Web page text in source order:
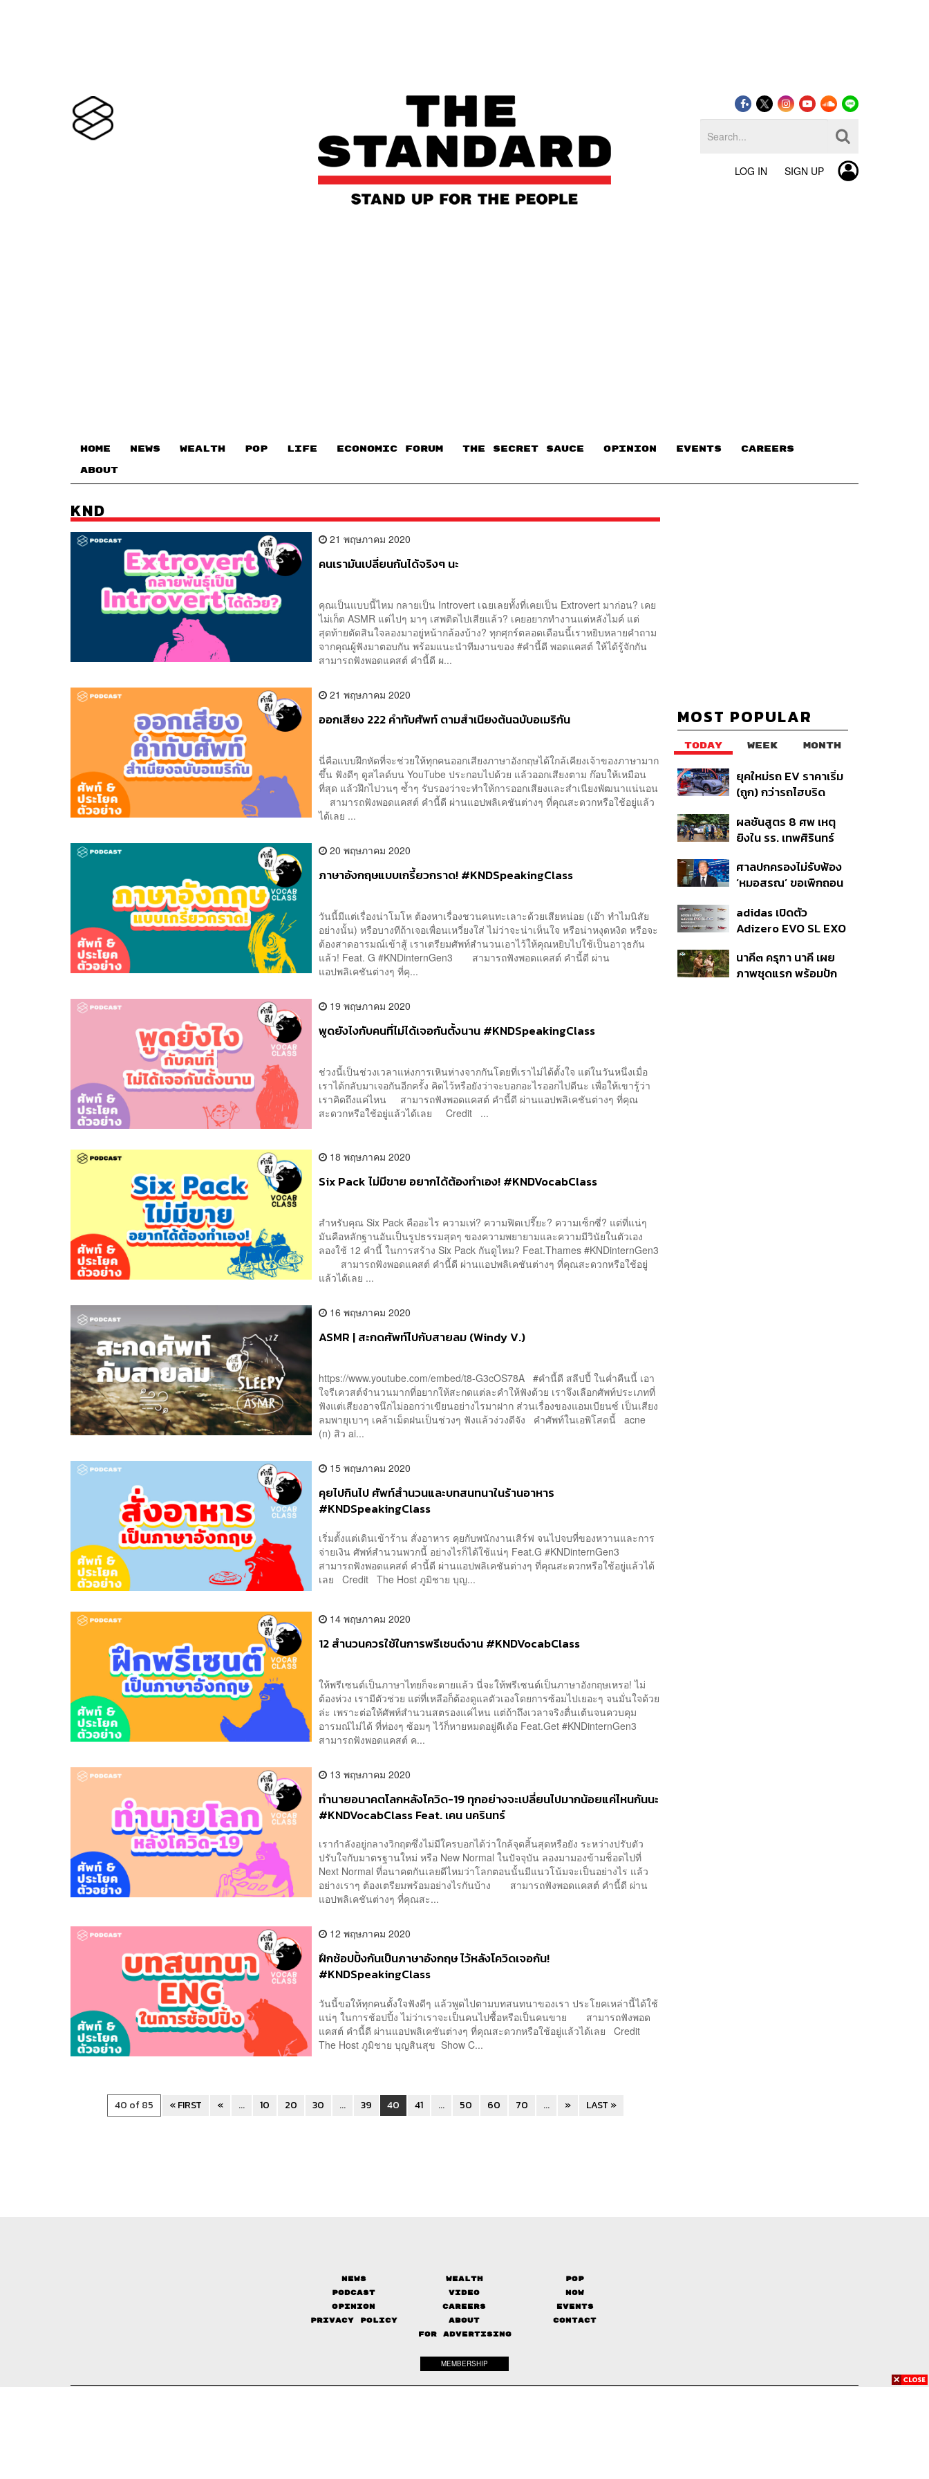
LOG IN SIGN UP
HOME NEWS WEALTH POP LIFE ECONOMIC FORUM THE SECRET SAUCE​ OPINION EVENTS CAREERS
ABOUT
KND
21 พฤษภาคม 2020
คนเรามันเปลี่ยนกันได้จริงๆ นะ
คุณเป็นแบบนี้ไหม กลายเป็น Introvert เฉยเลยทั้งที่เคยเป็น Extrovert มาก่อน? เคย
ไม่เก็ต ASMR แต่ไปๆ มาๆ เสพติดไปเสียแล้ว? เคยอยากทำงานแต่หลังไมค์ แต่
สุดท้ายตัดสินใจลองมาอยู่หน้ากล้องบ้าง? ทุกศุกร์ตลอดเดือนนี้เราหยิบหลายคำถาม
จากคุณผู้ฟังมาตอบกัน พร้อมแนะนำทีมงานของ #คำนี้ดี พอดแคสต์ ให้ได้รู้จักกัน
สามารถฟังพอดแคสต์ คำนี้ดี ผ...
21 พฤษภาคม 2020
ออกเสียง 222 คำทับศัพท์ ตามสำเนียงต้นฉบับอเมริกัน
นี่คือแบบฝึกหัดที่จะช่วยให้ทุกคนออกเสียงภาษาอังกฤษได้ใกล้เคียงเจ้าของภาษามาก
ขึ้น ฟังดีๆ ดูสไลด์บน YouTube ประกอบไปด้วย แล้วออกเสียงตาม ก๊อบให้เหมือน
ที่สุด แล้วฝึกไปวนๆ ซ้ำๆ รับรองว่าจะทำให้การออกเสียงและสำเนียงพัฒนาแน่นอน
สามารถฟังพอดแคสต์ คำนี้ดี ผ่านแอปพลิเคชันต่างๆ ที่คุณสะดวกหรือใช้อยู่แล้ว
ได้เลย ...
20 พฤษภาคม 2020
ภาษาอังกฤษแบบเกรี้ยวกราด! #KNDSpeakingClass
วันนี้มีแต่เรื่องน่าโมโห ต้องหาเรื่องชวนคนทะเลาะด้วยเสียหน่อย (เอ๊า ทำไมนิสัย
อย่างนั้น) หรือบางทีถ้าเจอเพื่อนเหวี่ยงใส่ ไม่ว่าจะน่าเห็นใจ หรือน่าหงุดหงิด หรือจะ
ต้องสาดอารมณ์เข้าสู้ เราเตรียมศัพท์สำนวนเอาไว้ให้คุณหยิบไปใช้เป็นอาวุธกัน
แล้ว! Feat. G #KNDinternGen3 สามารถฟังพอดแคสต์ คำนี้ดี ผ่าน
แอปพลิเคชันต่างๆ ที่คุ...
19 พฤษภาคม 2020
พูดยังไงกับคนที่ไม่ได้เจอกันตั้งนาน #KNDSpeakingClass
ช่วงนี้เป็นช่วงเวลาแห่งการเหินห่างจากกันโดยที่เราไม่ได้ตั้งใจ แต่ในวันหนึ่งเมื่อ
เราได้กลับมาเจอกันอีกครั้ง คิดไว้หรือยังว่าจะบอกอะไรออกไปดีนะ เพื่อให้เขารู้ว่า
เราคิดถึงแค่ไหน สามารถฟังพอดแคสต์ คำนี้ดี ผ่านแอปพลิเคชันต่างๆ ที่คุณ
สะดวกหรือใช้อยู่แล้วได้เลย Credit ...
18 พฤษภาคม 2020
Six Pack ไม่มีขาย อยากได้ต้องทำเอง! #KNDVocabClass
สำหรับคุณ Six Pack คืออะไร ความเท่? ความฟิตเปรี๊ยะ? ความเซ็กซี่? แต่ที่แน่ๆ
มันคือหลักฐานอันเป็นรูปธรรมสุดๆ ของความพยายามและความมีวินัยในตัวเอง
ลองใช้ 12 คำนี้ ในการสร้าง Six Pack กันดูไหม? Feat.Thames #KNDinternGen3
สามารถฟังพอดแคสต์ คำนี้ดี ผ่านแอปพลิเคชันต่างๆ ที่คุณสะดวกหรือใช้อยู่
แล้วได้เลย ...
16 พฤษภาคม 2020
ASMR | สะกดศัพท์ไปกับสายลม (Windy V.)
https://www.youtube.com/embed/t8-G3cOS78A #คำนี้ดี สลีปปี้ ในค่ำคืนนี้ เอา
ใจรีเควสต์จำนวนมากที่อยากให้สะกดแต่ละคำให้ฟังด้วย เราจึงเลือกศัพท์ประเภทที่
ฟังแต่เสียงอาจนึกไม่ออกว่าเขียนอย่างไรมาฝาก ส่วนเรื่องของแอมเบียนซ์ เป็นเสียง
ลมพายุเบาๆ เคล้าเม็ดฝนเป็นช่วงๆ ฟังแล้วง่วงดีจัง คำศัพท์ในเอพิโสดนี้ acne
(n) สิว ai...
15 พฤษภาคม 2020
คุยไปกินไป ศัพท์สำนวนและบทสนทนาในร้านอาหาร
#KNDSpeakingClass
เริ่มตั้งแต่เดินเข้าร้าน สั่งอาหาร คุยกับพนักงานเสิร์ฟ จนไปจบที่ของหวานและการ
จ่ายเงิน ศัพท์สำนวนพวกนี้ อย่างไรก็ได้ใช้แน่ๆ Feat.G #KNDinternGen3
สามารถฟังพอดแคสต์ คำนี้ดี ผ่านแอปพลิเคชันต่างๆ ที่คุณสะดวกหรือใช้อยู่แล้วได้
เลย Credit The Host ภูมิชาย บุญ...
14 พฤษภาคม 2020
12 สำนวนควรใช้ในการพรีเซนต์งาน #KNDVocabClass
ให้พรีเซนต์เป็นภาษาไทยก็จะตายแล้ว นี่จะให้พรีเซนต์เป็นภาษาอังกฤษเหรอ! ไม่
ต้องห่วง เรามีตัวช่วย แต่ที่เหลือก็ต้องดูแลตัวเองโดยการซ้อมไปเยอะๆ จนมั่นใจด้วย
ล่ะ เพราะต่อให้ศัพท์สำนวนสตรองแค่ไหน แต่ถ้าถึงเวลาจริงตื่นเต้นจนควบคุม
อารมณ์ไม่ได้ ที่ท่องๆ ซ้อมๆ ไว้ก็หายหมดอยู่ดีเด้อ Feat.Get #KNDinternGen3
สามารถฟังพอดแคสต์ ค...
13 พฤษภาคม 2020
ทำนายอนาคตโลกหลังโควิด-19 ทุกอย่างจะเปลี่ยนไปมากน้อยแค่ไหนกันนะ
#KNDVocabClass Feat. เคน นครินทร์
เรากำลังอยู่กลางวิกฤตซึ่งไม่มีใครบอกได้ว่าใกล้จุดสิ้นสุดหรือยัง ระหว่างปรับตัว
ปรับใจกับมาตรฐานใหม่ หรือ New Normal ในปัจจุบัน ลองมามองข้ามช็อตไปที่
Next Normal ที่อนาคตกันเลยดีไหมว่าโลกตอนนั้นมีแนวโน้มจะเป็นอย่างไร แล้ว
อย่างเราๆ ต้องเตรียมพร้อมอย่างไรกันบ้าง สามารถฟังพอดแคสต์ คำนี้ดี ผ่าน
แอปพลิเคชันต่างๆ ที่คุณสะ...
12 พฤษภาคม 2020
ฝึกช้อปปิ้งกันเป็นภาษาอังกฤษ ไว้หลังโควิดเจอกัน!
#KNDSpeakingClass
วันนี้ขอให้ทุกคนตั้งใจฟังดีๆ แล้วพูดไปตามบทสนทนาของเรา ประโยคเหล่านี้ได้ใช้
แน่ๆ ในการช้อปปิ้ง ไม่ว่าเราจะเป็นคนไปซื้อหรือเป็นคนขาย สามารถฟังพอด
แคสต์ คำนี้ดี ผ่านแอปพลิเคชันต่างๆ ที่คุณสะดวกหรือใช้อยู่แล้วได้เลย Credit
The Host ภูมิชาย บุญสินสุข Show C...
40 of 85 « FIRST « ... 10 20 30 ... 39 40 41 ... 50 60 70 ... » LAST »
MOST POPULAR
TODAY WEEK MONTH
ยุคใหม่รถ EV ราคาเริ่ม
(ถูก) กว่ารถไฮบริด
ลง - จีนแห่บุกตลาดเกิด
ใหม่
ผลชันสูตร 8 ศพ เหตุ
ยิงใน รร. เทพศิรินทร์
จุดสำคัญ ‘ศีรษะ-
หน้าอก’ ครูถูกยิง 4 นัด
ศาลปกครองไม่รับฟ้อง
‘หมอสรณ’ ขอเพิกถอน
ไม่ใช่ผู้เดือดร้อนเสีย
หาย
adidas เปิดตัว
Adizero EVO SL EXO
ฤดูกาล College
Football
นาคี๓ ครุฑา นาคี เผย
ภาพชุดแรก พร้อมปัก
News Wealth
Pop
Podcast
Video
Now
Opinion
Careers
Events
Privacy Policy
About
Contact
FOR ADVERTISING
MEMBERSHIP